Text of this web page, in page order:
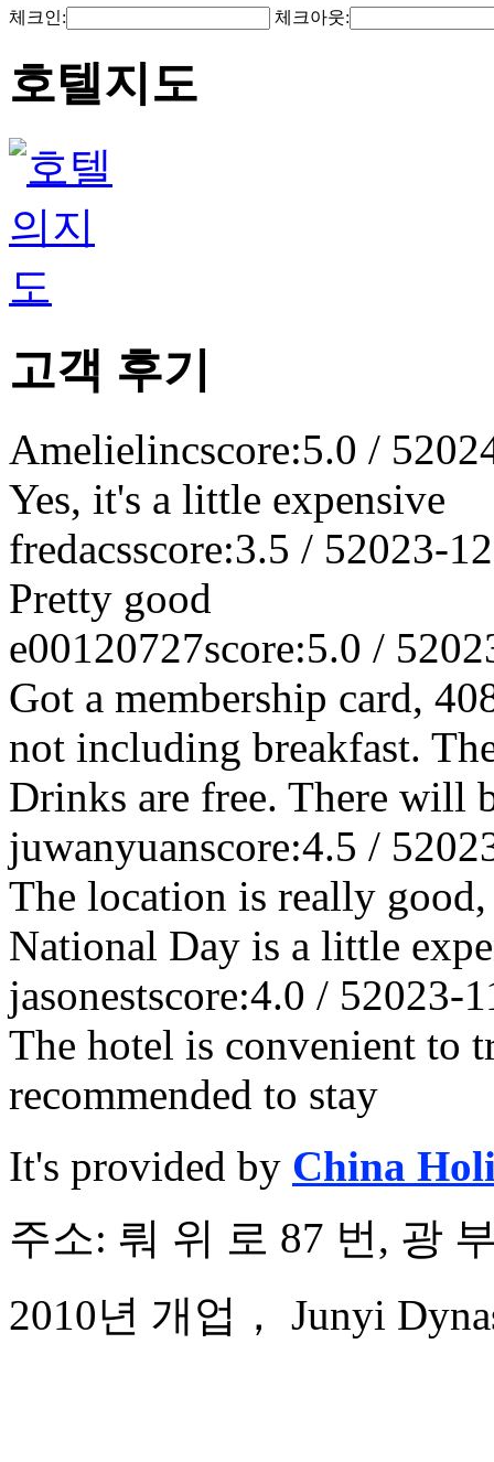
체크인: 체크아웃:
호텔지도
고객 후기
Amelielincscore:5.0 / 5
Yes, it's a little expensive
fredacsscore:3.5 / 52023-
Pretty good
e00120727score:5.0 / 5
Got a membership card,
not including breakfast.
Drinks are free. There will
juwanyuanscore:4.5 / 5
The location is really
National Day is a little
jasonestscore:4.0 / 52023-
The hotel is convenient to
recommended to stay
It's provided by China
주소: 뤄 위 로 87 번, 광
2010년 개업， Junyi